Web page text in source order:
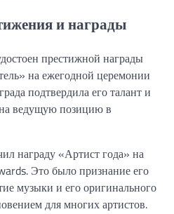
и награды
престижной награды
на ежегодной церемонии
подтвердила его талант и
ведущую позицию в
награду «Артист года» на
Это было признание его
музыки и его оригинального
для многих артистов.